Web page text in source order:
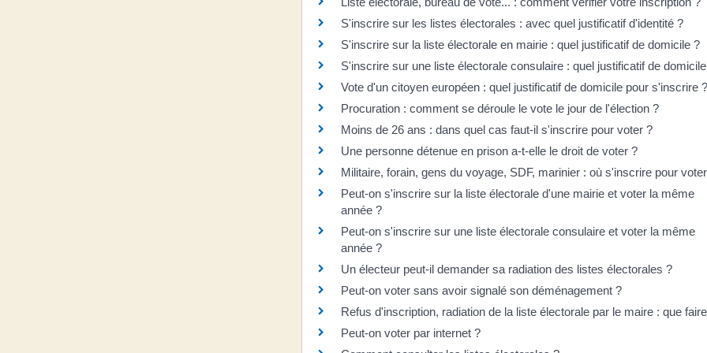
S'inscrire sur les listes électorales : avec quel justificatif d'identité ?
S'inscrire sur la liste électorale en mairie : quel justificatif de domicile ?
S'inscrire sur une liste électorale consulaire : quel justificatif de
Vote d'un citoyen européen : quel justificatif de domicile pour s'inscrire ?
Procuration : comment se déroule le vote le jour de l'élection ?
Moins de 26 ans : dans quel cas faut-il s'inscrire pour voter ?
Une personne détenue en prison a-t-elle le droit de voter ?
Militaire, forain, gens du voyage, SDF, marinier : où s'inscrire pour
Peut-on s'inscrire sur la liste électorale d'une mairie et voter la même
année ?
Peut-on s'inscrire sur une liste électorale consulaire et voter la même
année ?
Un électeur peut-il demander sa radiation des listes électorales ?
Peut-on voter sans avoir signalé son déménagement ?
Refus d'inscription, radiation de la liste électorale par le maire : que
Peut-on voter par internet ?